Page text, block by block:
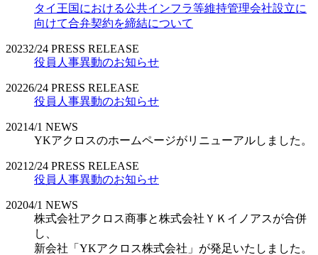
タイ王国における公共インフラ等維持管理会社設立に
向けて合弁契約を締結について
20232/24 PRESS RELEASE
役員人事異動のお知らせ
20226/24 PRESS RELEASE
役員人事異動のお知らせ
20214/1 NEWS
YKアクロスのホームページがリニューアルしました。
2021 2/24 PRESS RELEASE
役員人事異動のお知らせ
20204/1 NEWS
株式会社アクロス商事と株式会社ＹＫイノアスが合併
し、
新会社「YKアクロス株式会社」が発足いたしました。